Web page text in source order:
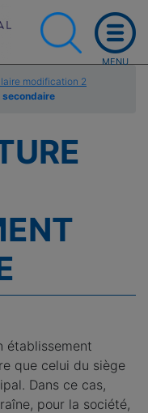
modification 2
établissement
que celui du siège
Dans ce cas,
pour la société,